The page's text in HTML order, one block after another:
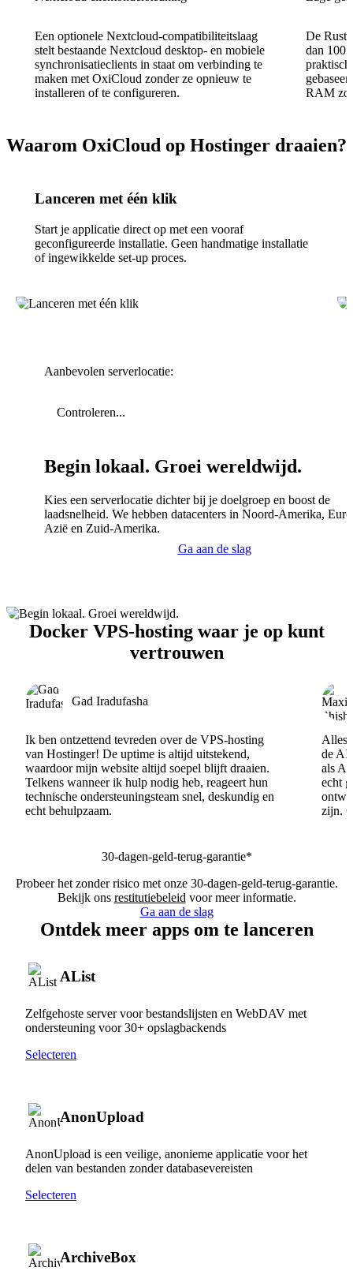
Een optionele Nextcloud-compatibiliteitslaag
stelt bestaande Nextcloud desktop- en mobiele
synchronisatieclients in staat om verbinding te
maken met OxiCloud zonder ze opnieuw te
installeren of te configureren.
De Rust
dan 100
RAM
Waarom OxiCloud op Hostinger draaien?
Lanceren met één klik
Start je applicatie direct op met een vooraf
geconfigureerde installatie. Geen handmatige installatie
of ingewikkelde set-up proces.
Aanbevolen serverlocatie:
Controleren...
Begin lokaal. Groei wereldwijd.
Kies een serverlocatie dichter bij je doelgroep en boost de
laadsnelheid. We hebben datacenters in Noord-Amerika,
Azië en Zuid-Amerika.
Ga aan de slag
Docker VPS-hosting waar je op kunt
vertrouwen
Gad Iradufasha
Ik ben ontzettend tevreden over de VPS-hosting
van Hostinger! De uptime is altijd uitstekend,
waardoor mijn website altijd soepel blijft draaien.
Telkens wanneer ik hulp nodig heb, reageert hun
technische ondersteuningsteam snel, deskundig en
echt behulpzaam.
Alles
de
als AI
echt
zijn.
30-dagen-geld-terug-garantie*
Probeer het zonder risico met onze 30-dagen-geld-terug-garantie.
Bekijk ons restitutiebeleid voor meer informatie.
Ga aan de slag
Ontdek meer apps om te lanceren
AList
Zelfgehoste server voor bestandslijsten en WebDAV met
ondersteuning voor 30+ opslagbackends
Selecteren
AnonUpload
AnonUpload is een veilige, anonieme applicatie voor het
delen van bestanden zonder databasevereisten
Selecteren
ArchiveBox